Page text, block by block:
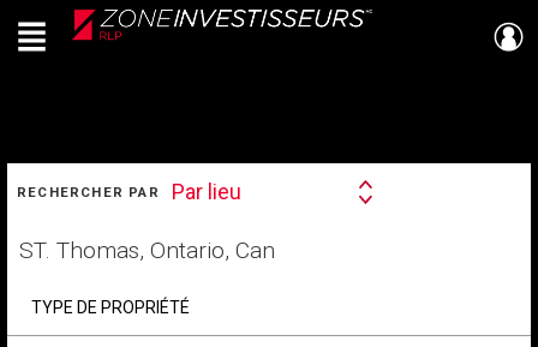
Live
En Direct
Menu
RECHERCHER PAR
Search
Par lieu
votre
TYPE DE PROPRIÉTÉ